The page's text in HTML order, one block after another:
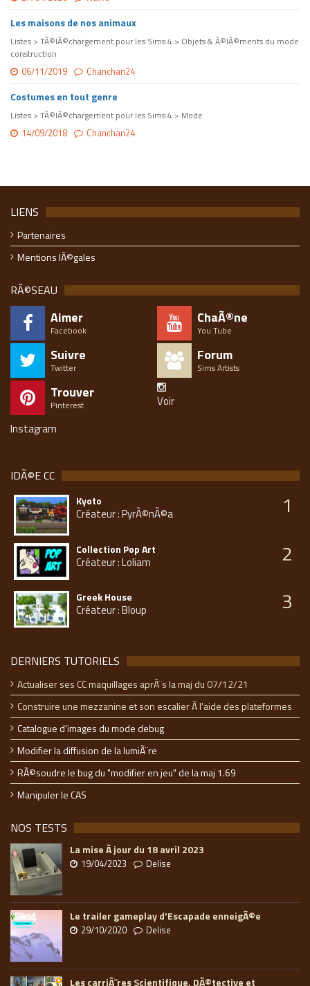
Les maisons de nos animaux
Listes > TÃ©lÃ©chargement pour les Sims 4 > Objets & Ã©lÃ©ments du mode
construction
06/11/2019 Chanchan24
Costumes en tout genre
Listes > TÃ©lÃ©chargement pour les Sims 4 > Mode
14/09/2018 Chanchan24
LIENS
Partenaires
Mentions lÃ©gales
RÃ©SEAU
Aimer
Facebook
ChaÃ®ne
You Tube
Suivre
Twitter
Forum
Sims Artists
Trouver
Pinterest
Voir
Instagram
IDÃ©E CC
Kyoto
Créateur : PyrÃ©nÃ©a 1
Collection Pop Art
Créateur : Loliam 2
Greek House
Créateur : Bloup 3
DERNIERS TUTORIELS
Actualiser ses CC maquillages aprÃ¨s la maj du 07/12/21
Construire une mezzanine et son escalier Ã l'aide des plateformes
Catalogue d'images du mode debug
Modifier la diffusion de la lumiÃ¨re
RÃ©soudre le bug du "modifier en jeu" de la maj 1.69
Manipuler le CAS
NOS TESTS
La mise Ã jour du 18 avril 2023
19/04/2023 Delise
Le trailer gameplay d'Escapade enneigÃ©e
29/10/2020 Delise
Les carriÃ¨res Scientifique, DÃ©tective et